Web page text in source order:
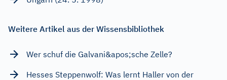
Weitere Artikel aus der Wissensbibliothek
Wer schuf die Galvani&apos;sche Zelle?
Hesses Steppenwolf: Was lernt Haller von der